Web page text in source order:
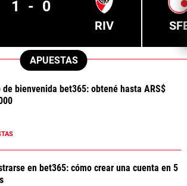
1 - 0
RIV
APUESTAS
de bienvenida bet365: obtené hasta ARS$
en bet365: cómo crear una cuenta en 5